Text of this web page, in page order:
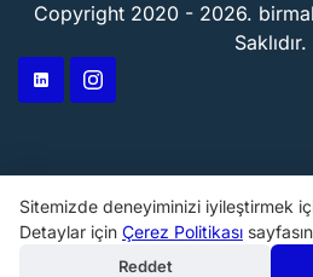
Copyright 2020 - 2026.
Saklıdır.
Sitemizde deneyiminizi iyileştirmek
Detaylar için Çerez Politikası
Reddet